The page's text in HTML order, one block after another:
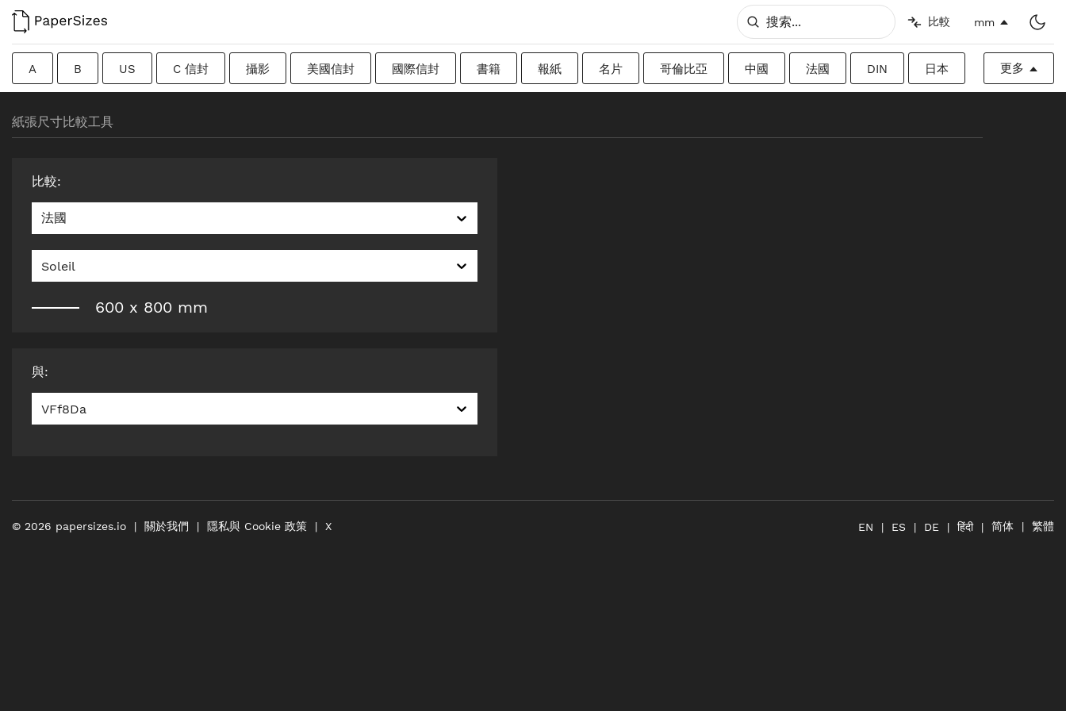
比較 mm
A B US C 信封 攝影 美國信封 國際信封 書籍 報紙 名片 哥倫比亞 中國 法國 DIN 日本 更多
紙張尺寸比較工具
比較:
法國
Soleil
600 x 800 mm
與:
VFf8Da
© 2026 papersizes.io 關於我們 隱私與 Cookie 政策 X EN ES DE हिंदी 简体 繁體